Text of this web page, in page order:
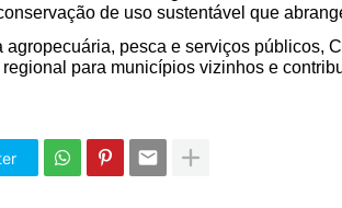
de uso sustentável que
pesca e serviços públicos,
para municípios vizinhos e